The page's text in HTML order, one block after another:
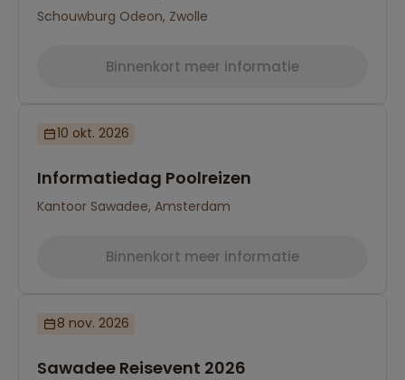
Schouwburg Odeon, Zwolle
Binnenkort meer informatie
10 okt. 2026
Informatiedag Poolreizen
Kantoor Sawadee, Amsterdam
Binnenkort meer informatie
8 nov. 2026
Sawadee Reisevent 2026